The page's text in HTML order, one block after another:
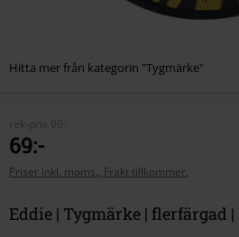
Hitta mer från kategorin "Tygmärke"
rek-pris 99:-
69:-
Priser inkl. moms., Frakt tillkommer.
Eddie | Tygmärke | flerfärgad